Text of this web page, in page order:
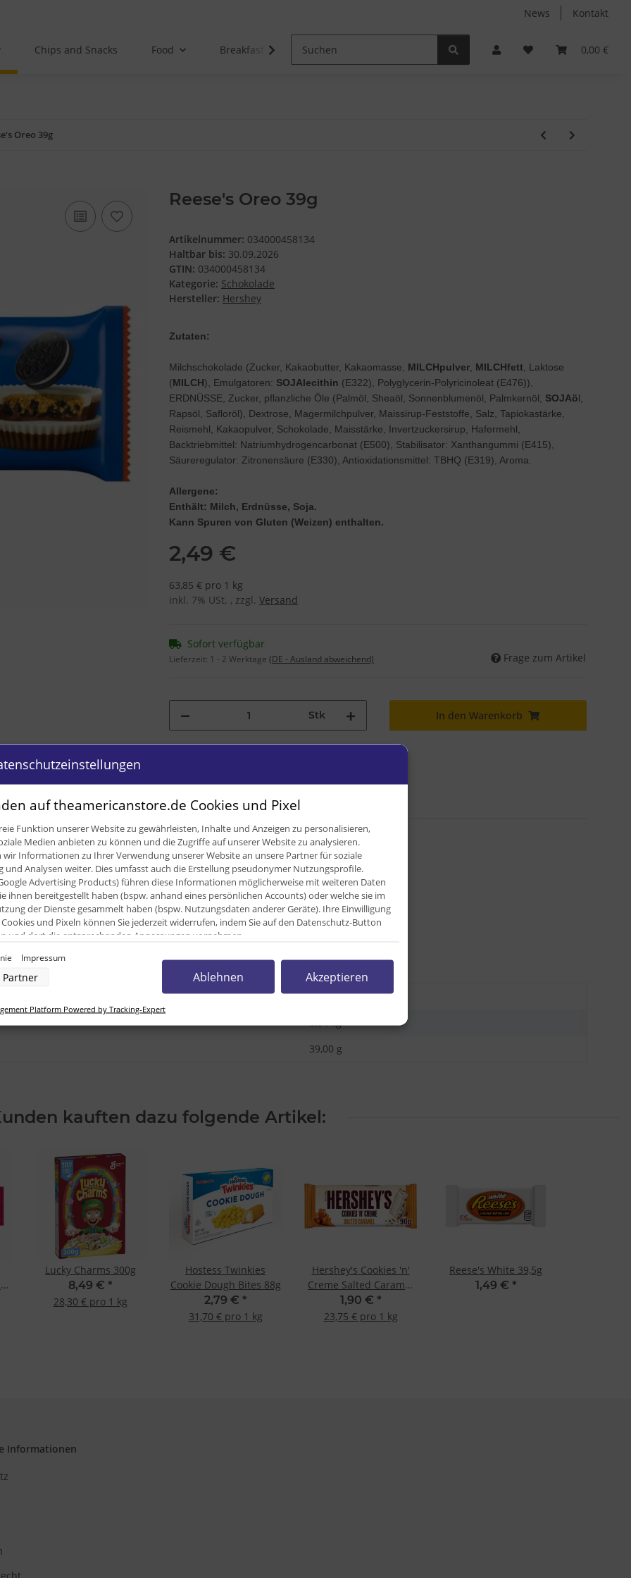
News Kontakt
0,00 €
Chips and Snacks Food Breakfast Non-Food
Oreo 39g
Reese's Oreo 39g
Artikelnummer: 034000458134
Haltbar bis: 30.09.2026
GTIN: 034000458134
Kategorie: Schokolade
Hersteller: Hershey
Zutaten:
Milchschokolade (Zucker, Kakaobutter, Kakaomasse, MILCHpulver, MILCHfett, Laktose
(MILCH), Emulgatoren: SOJAlecithin (E322), Polyglycerin-Polyricinoleat (E476)),
ERDNÜSSE, Zucker, pflanzliche Öle (Palmöl, Sheaöl, Sonnenblumenöl, Palmkernöl, SOJAöl,
Rapsöl, Safloröl), Dextrose, Magermilchpulver, Maissirup-Feststoffe, Salz, Tapiokastärke,
Reismehl, Kakaopulver, Schokolade, Maisstärke, Invertzuckersirup, Hafermehl,
Backtriebmittel: Natriumhydrogencarbonat (E500), Stabilisator: Xanthangummi (E415),
Säureregulator: Zitronensäure (E330), Antioxidationsmittel: TBHQ (E319), Aroma.
Allergene:
Enthält: Milch, Erdnüsse, Soja.
Kann Spuren von Gluten (Weizen) enthalten.
2,49 €
63,85 € pro 1 kg
inkl. 7% USt. , zzgl. Versand
Sofort verfügbar
Lieferzeit: 1 - 2 Werktage (DE - Ausland abweichend) Frage zum Artikel
Stk In den Warenkorb
Loading...
0,05 kg
0,04 kg
39,00 g
kauften dazu folgende Artikel:
Lucky Charms 300g
8,49 € *
28,30 € pro 1 kg
Hostess Twinkies
Cookie Dough Bites 88g
2,79 € *
31,70 € pro 1 kg
Hershey's Cookies 'n'
Creme Salted Caramel
90g MHD:- 31.07.2026 -
1,90 € *
23,75 € pro 1 kg
Reese's White 39,5g
1,49 € *
Informationen
auf theamericanstore.de Cookies und Pixel
Funktion unserer Website zu gewährleisten, Inhalte und Anzeigen zu personalisieren,
Medien anbieten zu können und die Zugriffe auf unserer Website zu analysieren.
wir Informationen zu Ihrer Verwendung unserer Website an unsere Partner für soziale
und Analysen weiter. Dies umfasst auch die Erstellung pseudonymer Nutzungsprofile.
Advertising Products) führen diese Informationen möglicherweise mit weiteren Daten
ihnen bereitgestellt haben (bspw. anhand eines persönlichen Accounts) oder welche sie im
der Dienste gesammelt haben (bspw. Nutzungsdaten anderer Geräte). Ihre Einwilligung
und Pixeln können Sie jederzeit widerrufen, indem Sie auf den Datenschutz-Button
und dort die entsprechenden Anpassungen vornehmen.
durch unsere Partner:
Zugriff auf Informationen auf einem Endgerät
Daten zur Auswahl von Werbeanzeigen
für personalisierte Werbung
zur Auswahl personalisierter Werbung
zur Personalisierung von Inhalten
Impressum
Partner Ablehnen Akzeptieren
Platform Powered by Tracking-Expert